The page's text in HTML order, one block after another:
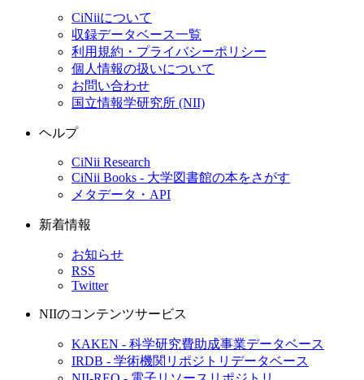
CiNiiについて
収録データベース一覧
利用規約・プライバシーポリシー
個人情報の扱いについて
お問い合わせ
国立情報学研究所 (NII)
ヘルプ
CiNii Research
CiNii Books - 大学図書館の本をさがす
メタデータ・API
新着情報
お知らせ
RSS
Twitter
NIIのコンテンツサービス
KAKEN - 科学研究費助成事業データベース
IRDB - 学術機関リポジトリデータベース